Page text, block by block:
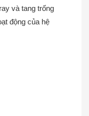
và tang trống
động của hệ